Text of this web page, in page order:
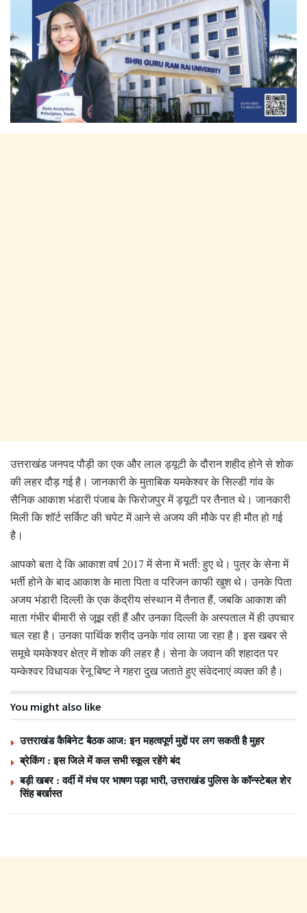
उत्तराखंड जनपद पौड़ी का एक और लाल ड्यूटी के दौरान शहीद होने से शोक
की लहर दौड़ गई है। जानकारी के मुताबिक यमकेश्वर के सिल्डी गांव के
सैनिक आकाश भंडारी पंजाब के फिरोजपुर में ड्यूटी पर तैनात थे। जानकारी
मिली कि शॉर्ट सर्किट की चपेट में आने से अजय की मौके पर ही मौत हो गई
है।
आपको बता दे कि आकाश वर्ष 2017 में सेना में भर्ती: हुए थे। पुत्र के सेना में
भर्ती होने के बाद आकाश के माता पिता व परिजन काफी खुश थे। उनके पिता
अजय भंडारी दिल्ली के एक केंद्रीय संस्थान में तैनात हैं, जबकि आकाश की
माता गंभीर बीमारी से जूझ रही हैं और उनका दिल्ली के अस्पताल में ही उपचार
चल रहा है। उनका पार्थिक शरीद उनके गांव लाया जा रहा है। इस खबर से
समूचे यमकेश्वर क्षेत्र में शोक की लहर है। सेना के जवान की शहादत पर
यम्केश्वर विधायक रेनू बिष्ट ने गहरा दुख जताते हुए संवेदनाएं व्यक्त की है।
You might also like
उत्तराखंड कैबिनेट बैठक आज: इन महत्वपूर्ण मुद्दों पर लग सकती है मुहर
ब्रेकिंग : इस जिले में कल सभी स्कूल रहेंगे बंद
बड़ी खबर : वर्दी में मंच पर भाषण पड़ा भारी, उत्तराखंड पुलिस के कॉन्स्टेबल शेर
सिंह बर्खास्त